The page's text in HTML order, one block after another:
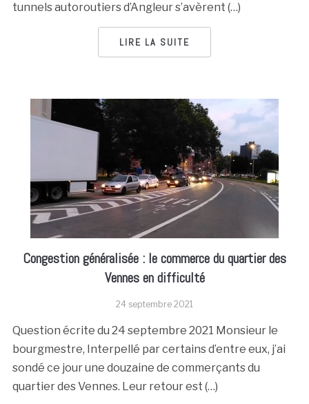
tunnels autoroutiers d’Angleur s’avèrent (…)
LIRE LA SUITE
Congestion généralisée : le commerce du quartier des
Vennes en difficulté
24 septembre 2021
Question écrite du 24 septembre 2021 Monsieur le
bourgmestre, Interpellé par certains d’entre eux, j’ai
sondé ce jour une douzaine de commerçants du
quartier des Vennes. Leur retour est (…)